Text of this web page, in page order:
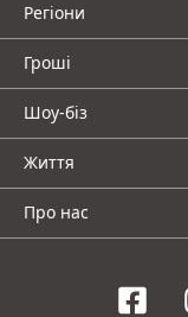
Регіони
Гроші
Шоу-біз
Життя
Про нас